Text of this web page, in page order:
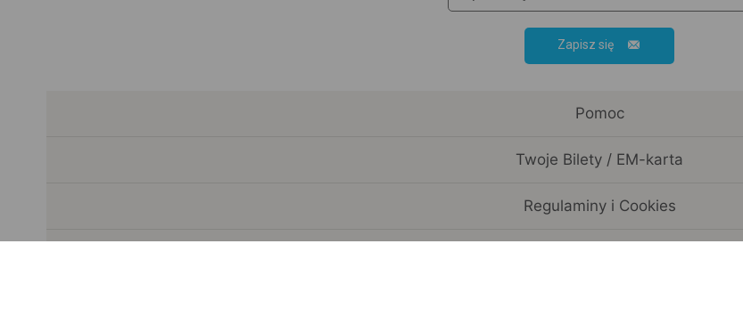
Zapisz się
Pomoc
Twoje Bilety / EM-karta
Regulaminy i Cookies